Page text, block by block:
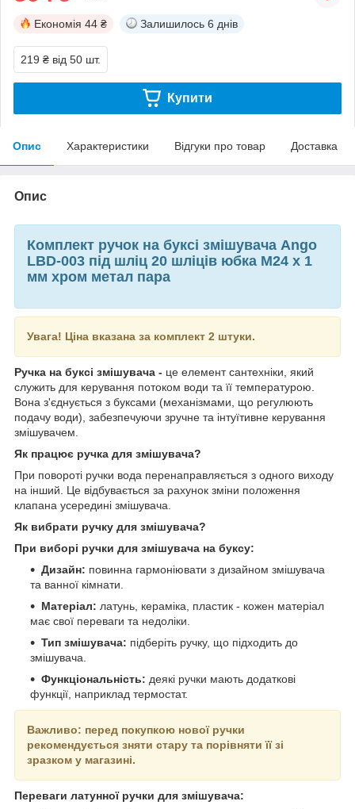
Економія 44 ₴ Залишилось 6 днів
219 ₴ від 50 шт.
Купити
Опис Характеристики Відгуки про товар Доставка
Опис
Комплект ручок на буксі змішувача Ango
LBD-003 під шліц 20 шліців юбка М24 х 1
мм хром метал пара
Увага! Ціна вказана за комплект 2 штуки.
Ручка на буксі змішувача - це елемент сантехніки, який
служить для керування потоком води та її температурою.
Вона з'єднується з буксами (механізмами, що регулюють
подачу води), забезпечуючи зручне та інтуїтивне керування
змішувачем.
Як працює ручка для змішувача?
При повороті ручки вода перенаправляється з одного виходу
на інший. Це відбувається за рахунок зміни положення
клапана усередині змішувача.
Як вибрати ручку для змішувача?
При виборі ручки для змішувача на буксу:
Дизайн: повинна гармоніювати з дизайном змішувача
та ванної кімнати.
Матеріал: латунь, кераміка, пластик - кожен матеріал
має свої переваги та недоліки.
Тип змішувача: підберіть ручку, що підходить до
змішувача.
Функціональність: деякі ручки мають додаткові
функції, наприклад термостат.
Важливо: перед покупкою нової ручки
рекомендується зняти стару та порівняти її зі
зразком у магазині.
Переваги латунної ручки для змішувача: